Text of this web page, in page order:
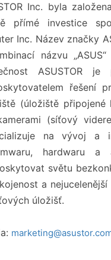
Inc. byla
přímé investice
Inc. Název značky
názvu
ASUSTOR je
řešení
(úložiště
(síťový
na vývoj a
hardwaru a
světu
a nejucelenější
úložišť.